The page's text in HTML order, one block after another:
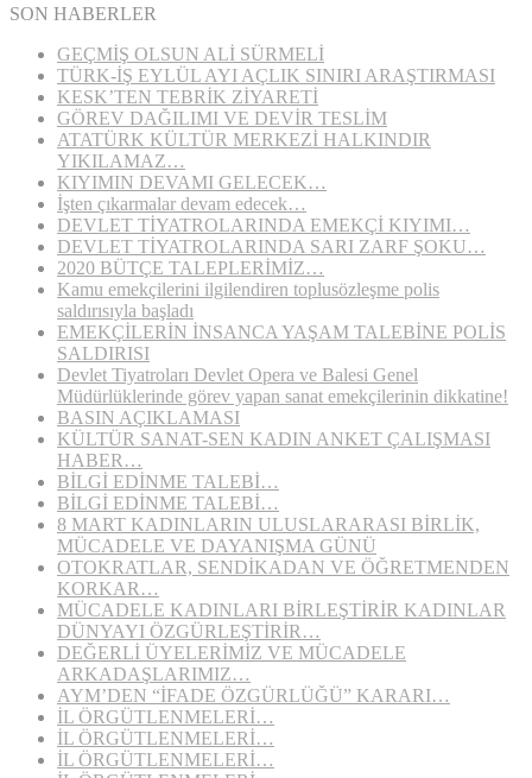
SON HABERLER
GEÇMİŞ OLSUN ALİ SÜRMELİ
TÜRK-İŞ EYLÜL AYI AÇLIK SINIRI ARAŞTIRMASI
KESK’TEN TEBRİK ZİYARETİ
GÖREV DAĞILIMI VE DEVİR TESLİM
ATATÜRK KÜLTÜR MERKEZİ HALKINDIR
YIKILAMAZ…
KIYIMIN DEVAMI GELECEK…
İşten çıkarmalar devam edecek…
DEVLET TİYATROLARINDA EMEKÇİ KIYIMI…
DEVLET TİYATROLARINDA SARI ZARF ŞOKU…
2020 BÜTÇE TALEPLERİMİZ…
Kamu emekçilerini ilgilendiren toplusözleşme polis
saldırısıyla başladı
EMEKÇİLERİN İNSANCA YAŞAM TALEBİNE POLİS
SALDIRISI
Devlet Tiyatroları Devlet Opera ve Balesi Genel
Müdürlüklerinde görev yapan sanat emekçilerinin dikkatine!
BASIN AÇIKLAMASI
KÜLTÜR SANAT-SEN KADIN ANKET ÇALIŞMASI
HABER…
BİLGİ EDİNME TALEBİ…
BİLGİ EDİNME TALEBİ…
8 MART KADINLARIN ULUSLARARASI BİRLİK,
MÜCADELE VE DAYANIŞMA GÜNÜ
OTOKRATLAR, SENDİKADAN VE ÖĞRETMENDEN
KORKAR…
MÜCADELE KADINLARI BİRLEŞTİRİR KADINLAR
DÜNYAYI ÖZGÜRLEŞTİRİR…
DEĞERLİ ÜYELERİMİZ VE MÜCADELE
ARKADAŞLARIMIZ…
AYM’DEN “İFADE ÖZGÜRLÜĞÜ” KARARI…
İL ÖRGÜTLENMELERİ…
İL ÖRGÜTLENMELERİ…
İL ÖRGÜTLENMELERİ…